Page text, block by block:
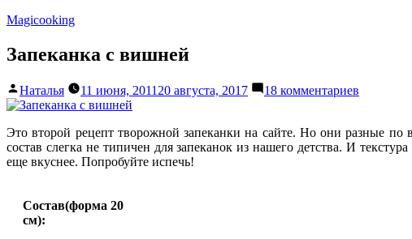
Перейти
содержимому
Magicooking
Запеканка с вишней
Написано
автором
Наталья 11 июня, 2011 20 августа, 2017 18 комментариев
с
вишней
Это второй рецепт творожной запеканки на сайте. Но они разные
состав слегка не типичен для запеканок из нашего детства. И
еще вкуснее. Попробуйте испечь!
Состав(форма 20
см):